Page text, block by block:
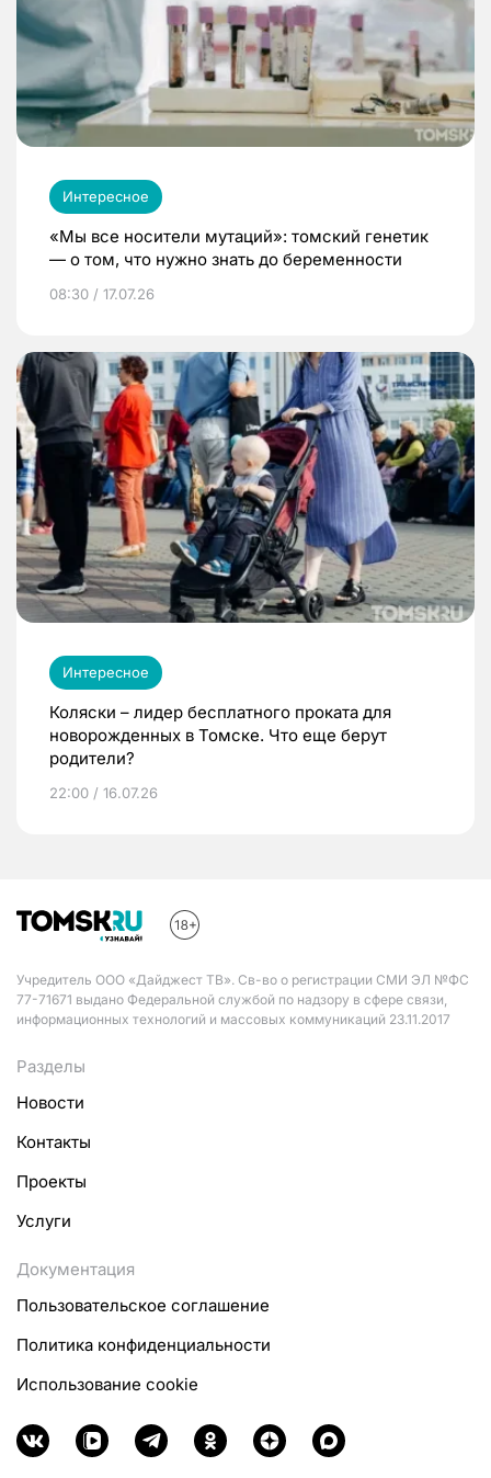
Интересное
«Мы все носители мутаций»: томский генетик
— о том, что нужно знать до беременности
08:30 / 17.07.26
Интересное
Коляски – лидер бесплатного проката для
новорожденных в Томске. Что еще берут
родители?
22:00 / 16.07.26
Учредитель ООО «Дайджест ТВ». Св-во о регистрации СМИ ЭЛ №ФС
77-71671 выдано Федеральной службой по надзору в сфере связи,
информационных технологий и массовых коммуникаций 23.11.2017
Разделы
Новости
Контакты
Проекты
Услуги
Документация
Пользовательское соглашение
Политика конфиденциальности
Использование cookie